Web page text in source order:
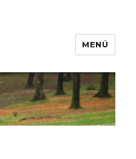
MENÚ